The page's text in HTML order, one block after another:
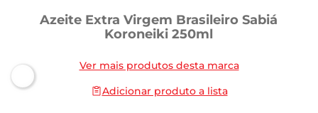
Azeite Extra Virgem Brasileiro Sabiá
Koroneiki 250ml
Ver mais produtos desta marca
Adicionar produto a lista